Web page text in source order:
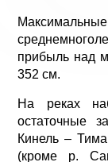
прибыль над
352 см.
На реках
остаточные
Кинель –
(кроме р.